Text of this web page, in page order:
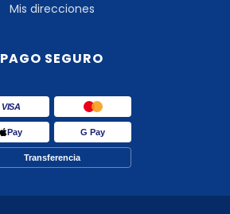
Mis direcciones
PAGO SEGURO
VISA
Pay G Pay
Transferencia